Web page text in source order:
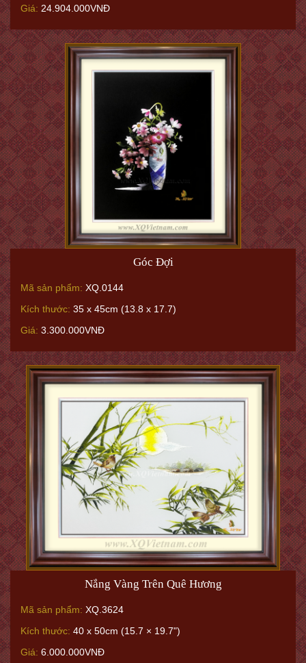
Giá: 24.904.000VNĐ
Góc Đợi
Mã sản phẩm: XQ.0144
Kích thước: 35 x 45cm (13.8 x 17.7)
Giá: 3.300.000VNĐ
Nắng Vàng Trên Quê Hương
Mã sản phẩm: XQ.3624
Kích thước: 40 x 50cm (15.7 × 19.7")
Giá: 6.000.000VNĐ